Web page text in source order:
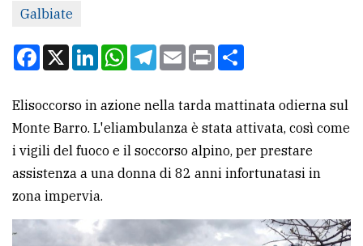
Per
tua
CERCA
Cerca
per
Galbiate
Facebook
X LinkedInWhatsApp
Telegram
EmailPrint
Elisoccorso in azione nella tarda mattinata odierna sul
Monte Barro. L'eliambulanza è stata attivata, così come
i vigili del fuoco e il soccorso alpino, per prestare
assistenza a una donna di 82 anni infortunatasi in
zona impervia.